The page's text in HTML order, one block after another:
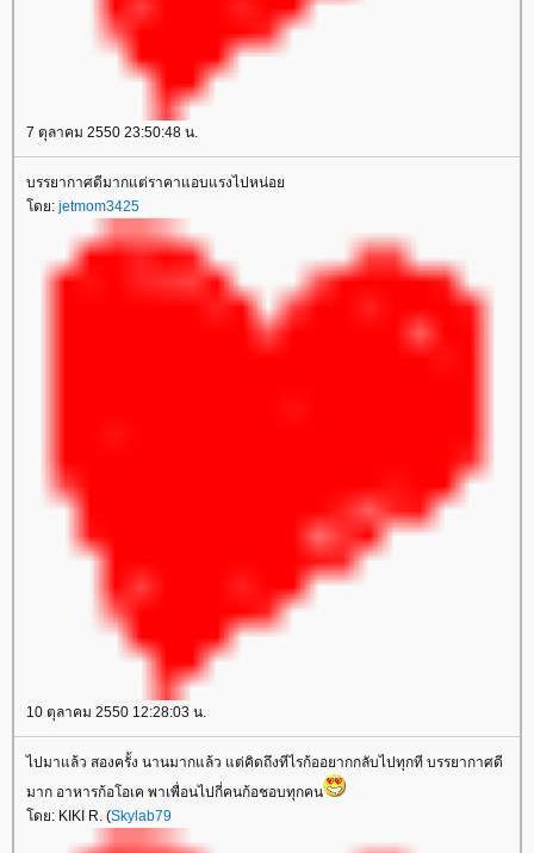
7 ตุลาคม 2550 23:50:48 น.
บรรยากาศดีมากแต่ราคาแอบแรงไปหน่อ
ดย: jetmom3425
10 ตุลาคม 2550 12:28:03 น.
ไปมาแล้ว สองครั้ง นานมากแล้ว แต่คิดถึงทีไรก้ออยากกลับไปทุกที บรรยากาศดี
มาก อาหารก้อโอเค พาเพื่อนไปกี่คนก้อชอบทุกคน
ดย: KIKI R. (Skylab79